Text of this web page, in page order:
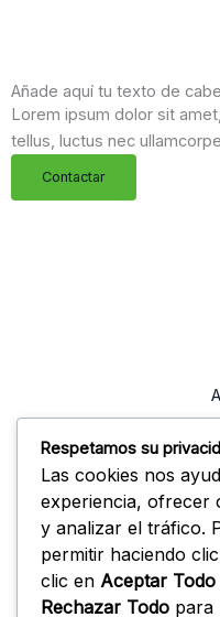
Añade aquí tu texto de
Lorem ipsum dolor sit
tellus, luctus nec
Contactar
Respetamos su
Las cookies nos
experiencia, ofrecer
y analizar el tráfico.
permitir haciendo
clic en Aceptar Todo
Rechazar Todo para